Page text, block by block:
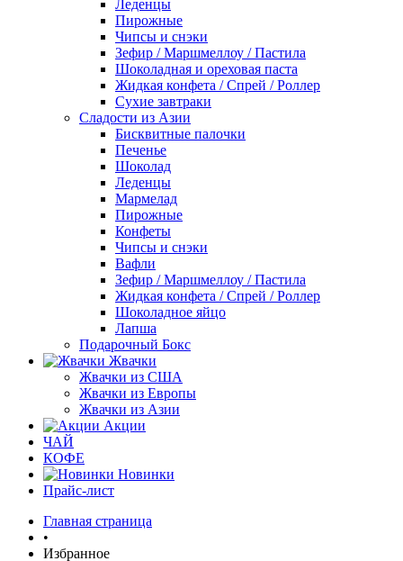
Леденцы
Пирожные
Чипсы и снэки
Зефир / Маршмеллоу / Пастила
Шоколадная и ореховая паста
Жидкая конфета / Спрей / Роллер
Сухие завтраки
Сладости из Азии
Бисквитные палочки
Печенье
Шоколад
Леденцы
Мармелад
Пирожные
Конфеты
Чипсы и снэки
Вафли
Зефир / Маршмеллоу / Пастила
Жидкая конфета / Спрей / Роллер
Шоколадное яйцо
Лапша
Подарочный Бокс
Жвачки
Жвачки из США
Жвачки из Европы
Жвачки из Азии
Акции
ЧАЙ
КОФЕ
Новинки
Прайс-лист
Главная страница
•
Избранное